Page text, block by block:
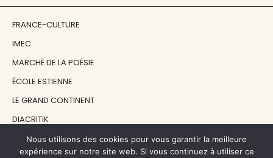
FRANCE-CULTURE
IMEC
MARCHÉ DE LA POÉSIE
ÉCOLE ESTIENNE
LE GRAND CONTINENT
DIACRITIK
EN ATTENDANT NADEAU
Nous utilisons des cookies pour vous garantir la meilleure
expérience sur notre site web. Si vous continuez à utiliser ce